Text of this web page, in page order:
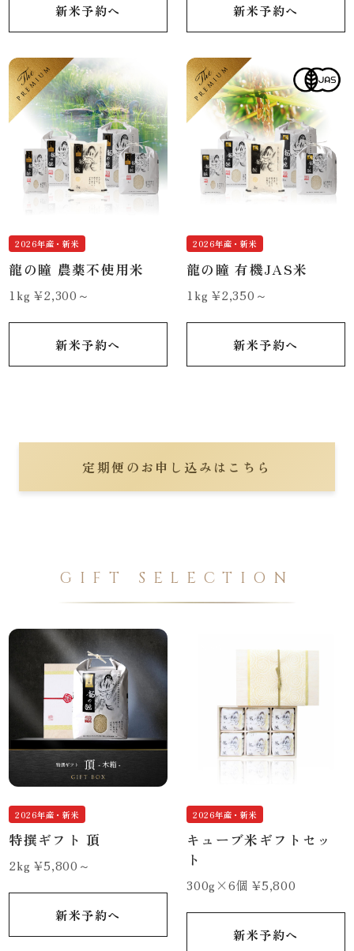
新米予約へ 新米予約へ
2026年産・新米
龍の瞳 農薬不使用米
1kg ¥2,300～
新米予約へ
2026年産・新米
龍の瞳 有機JAS米
1kg ¥2,350～
新米予約へ
定期便のお申し込みはこちら
GIFT SELECTION
2026年産・新米
特撰ギフト 頂
2kg ¥5,800～
新米予約へ
2026年産・新米
キューブ米ギフトセッ
ト
300g×6個 ¥5,800
新米予約へ